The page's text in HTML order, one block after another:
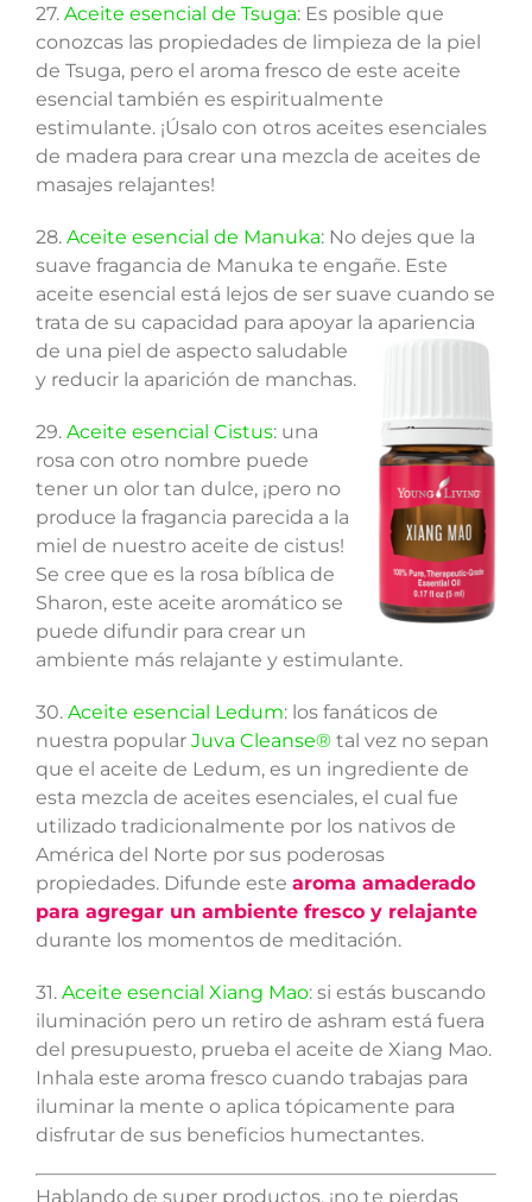
27. Aceite esencial de Tsuga: Es posible que
conozcas las propiedades de limpieza de la piel
de Tsuga, pero el aroma fresco de este aceite
esencial también es espiritualmente
estimulante. ¡Úsalo con otros aceites esenciales
de madera para crear una mezcla de aceites de
masajes relajantes!
28. Aceite esencial de Manuka: No dejes que la
suave fragancia de Manuka te engañe. Este
aceite esencial está lejos de ser suave cuando se
trata de su capacidad para apoyar la apariencia
de una piel de aspecto saludable
y reducir la aparición de manchas.
29. Aceite esencial Cistus: una
rosa con otro nombre puede
tener un olor tan dulce, ¡pero no
produce la fragancia parecida a la
miel de nuestro aceite de cistus!
Se cree que es la rosa bíblica de
Sharon, este aceite aromático se
puede difundir para crear un
ambiente más relajante y estimulante.
30. Aceite esencial Ledum: los fanáticos de
nuestra popular Juva Cleanse®tal vez no sepan
que el aceite de Ledum, es un ingrediente de
esta mezcla de aceites esenciales, el cual fue
utilizado tradicionalmente por los nativos de
América del Norte por sus poderosas
propiedades. Difunde este aroma amaderado
para agregar un ambiente fresco y relajante
durante los momentos de meditación.
31. Aceite esencial Xiang Mao: si estás buscando
iluminación pero un retiro de ashram está fuera
del presupuesto, prueba el aceite de Xiang Mao.
Inhala este aroma fresco cuando trabajas para
iluminar la mente o aplica tópicamente para
disfrutar de sus beneficios humectantes.
Hablando de super productos, ¡no te pierdas